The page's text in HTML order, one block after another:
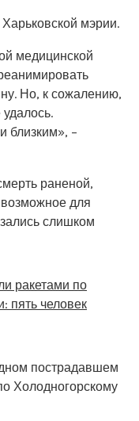
мэрии.
медицинской
Но, к сожалению,
близким», –
раненой,
для
слишком
ракетами по
пять человек
пострадавшем
Холодногорскому